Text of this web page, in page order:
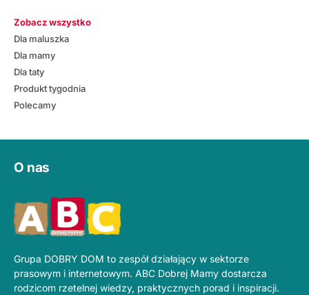
Zobacz wszystko
Dla maluszka
Dla mamy
Dla taty
Produkt tygodnia
Polecamy
O nas
Grupa DOBRY DOM to zespół działający w sektorze
prasowym i internetowym. ABC Dobrej Mamy dostarcza
rodzicom rzetelnej wiedzy, praktycznych porad i inspiracji.